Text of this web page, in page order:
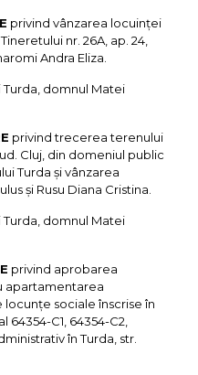
privind vânzarea locuinței
nr. 26A, ap. 24,
Andra Eliza.
domnul Matei
privind trecerea terenului
Cluj, din domeniul public
Turda și vânzarea
și Rusu Diana Cristina.
domnul Matei
privind aprobarea
apartamentarea
sociale înscrise în
64354-C1, 64354-C2,
în Turda, str.